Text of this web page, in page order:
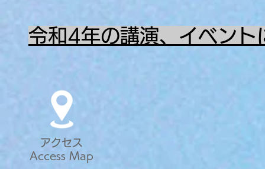
令和4年の講演、イベント
アクセス
Access Map